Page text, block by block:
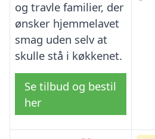
og travle familier, der
ønsker hjemmelavet
smag uden selv at
skulle stå i køkkenet.
Se tilbud og bestil
her